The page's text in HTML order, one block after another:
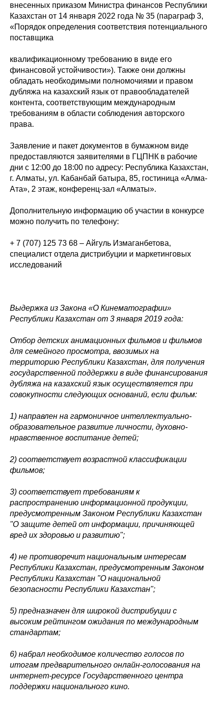
внесенных приказом Министра финансов Республики
Казахстан от 14 января 2022 года № 35 (параграф 3,
«Порядок определения соответствия потенциального
поставщика
квалификационному требованию в виде его
финансовой устойчивости»). Также они должны
обладать необходимыми полномочиями и правом
дубляжа на казахский язык от правообладателей
контента, соответствующим международным
требованиям в области соблюдения авторского
права.
Заявление и пакет документов в бумажном виде
предоставляются заявителями в ГЦПНК в рабочие
дни с 12:00 до 18:00 по адресу: Республика Казахстан,
г. Алматы, ул. Кабанбай батыра, 85, гостиница «Алма-
Ата», 2 этаж, конференц-зал «Алматы».
Дополнительную информацию об участии в конкурсе
можно получить по телефону:
+ 7 (707) 125 73 68 – Айгуль Измаганбетова,
специалист отдела дистрибуции и маркетинговых
исследований
Выдержка из Закона «О Кинематографии»
Республики Казахстан от 3 января 2019 года:
Отбор детских анимационных фильмов и фильмов
для семейного просмотра, ввозимых на
территорию Республики Казахстан, для получения
государственной поддержки в виде финансирования
дубляжа на казахский язык осуществляется при
совокупности следующих оснований, если фильм:
1) направлен на гармоничное интеллектуально-
образовательное развитие личности, духовно-
нравственное воспитание детей;
2) соответствует возрастной классификации
фильмов;
3) соответствует требованиям к
распространению информационной продукции,
предусмотренным Законом Республики Казахстан
"О защите детей от информации, причиняющей
вред их здоровью и развитию";
4) не противоречит национальным интересам
Республики Казахстан, предусмотренным Законом
Республики Казахстан "О национальной
безопасности Республики Казахстан";
5) предназначен для широкой дистрибуции с
высоким рейтингом ожидания по международным
стандартам;
6) набрал необходимое количество голосов по
итогам предварительного онлайн-голосования на
интернет-ресурсе Государственного центра
поддержки национального кино.